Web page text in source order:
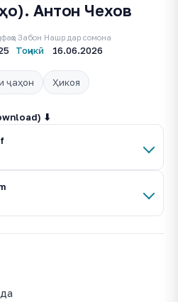
⬇
Антон Чехов
Забон
Тоҷикӣ
Нашр дар сомона
16.06.2026
ҷаҳон Ҳикоя